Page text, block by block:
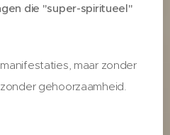
die "super-spiritueel"
maar zonder
gehoorzaamheid.